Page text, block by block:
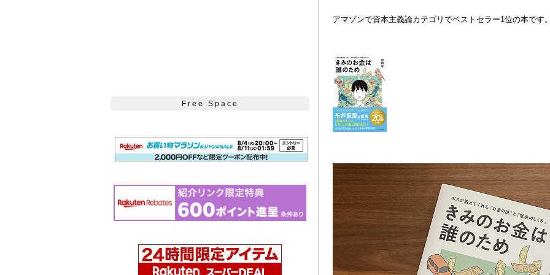
Free Space
アマゾンで資本主義論カテゴリでベストセラー1位の本です